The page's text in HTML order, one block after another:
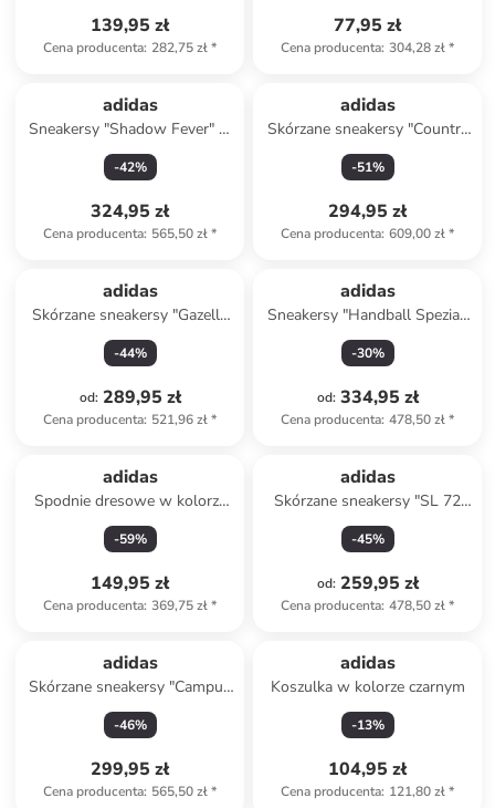
139,95 zł
Cena producenta: 282,75 zł*
77,95 zł
Cena producenta: 304,28 zł*
adidas
Sneakersy "Shadow Fever" w
kolorze beżowym
-42%
324,95 zł
Cena producenta: 565,50 zł*
adidas
Skórzane sneakersy "Country
Japan" w kolorze białym
-51%
294,95 zł
Cena producenta: 609,00 zł*
adidas
Skórzane sneakersy "Gazelle
Bold" w kolorze czerwonym
-44%
od: 289,95 zł
Cena producenta: 521,96 zł*
adidas
Sneakersy "Handball Spezial"
w kolorze zielonym
-30%
od: 334,95 zł
Cena producenta: 478,50 zł*
adidas
Spodnie dresowe w kolorze
szarym
-59%
149,95 zł
Cena producenta: 369,75 zł*
adidas
Skórzane sneakersy "SL 72
OG" w kolorze żółtym
-45%
od: 259,95 zł
Cena producenta: 478,50 zł*
adidas
Skórzane sneakersy "Campus
00s" w kolorze jasnoróżowym
-46%
299,95 zł
Cena producenta: 565,50 zł*
adidas
Koszulka w kolorze czarnym
-13%
104,95 zł
Cena producenta: 121,80 zł*